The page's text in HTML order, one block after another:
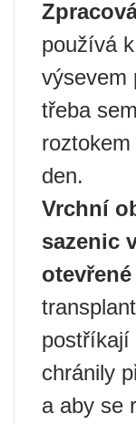
používá
výsevem
třeba
den.
Vrchní
sazenic
postříkají
chránily
a aby se